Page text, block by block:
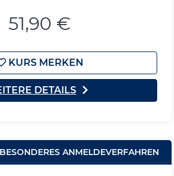
51,90 €
KURS MERKEN
DETAILS
BESONDERES ANMELDEVERFAHREN